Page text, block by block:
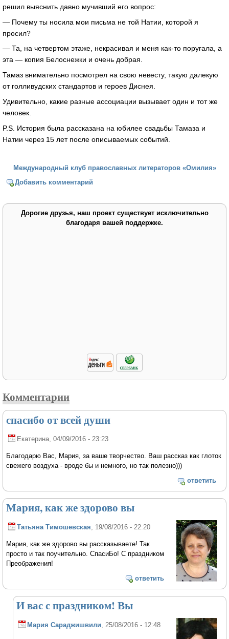
решил выяснить давно мучивший его вопрос:
— Почему ты носила мои письма не той Натии, которой я
просил?
— Та, на четвертом этаже, некрасивая и меня как-то поругала, а
эта — копия Белоснежки и очень добрая.
Тамаз внимательно посмотрел на свою невесту, такую далекую
от голливудских стандартов и героев Диснея.
Удивительно, какие разные ассоциации вызывает один и тот же
человек.
P.S. История была рассказана на юбилее свадьбы Тамаза и
Натии через 15 лет после описываемых событий.
Международный клуб православных литераторов «Омилия»
Добавить комментарий
Дорогие друзья, наш проект существует исключительно
благодаря вашей поддержке.
Комментарии
спасибо от всей души
Екатерина, 04/09/2016 - 23:23
Благодарю Вас, Мария, за ваше творчество. Ваш рассказ как глоток
свежего воздуха - вроде бы и немного, но так полезно)))
ответить
Мария, как же здорово вы
Татьяна Тимошевская, 19/08/2016 - 22:20
Мария, как же здорово вы рассказываете! Так
просто и так поучительно. СпасиБо! С праздником
Преображения!
ответить
И вас с праздником! Вы
Мария Сараджишвили , 25/08/2016 - 12:48